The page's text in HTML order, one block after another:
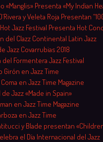
«Manglis» Presenta «My Indian
y Veleta Roja Presentan
Jazz Festival Presenta Hot
del Clazz Continental Latin Jazz
Jazz Covarrubias 2018
del Formentera Jazz Festival
Girón en Jazz Time
en Jazz Time Magazine
de Jazz «Made in Spain»
en Jazz Time Magazine
en Jazz Time
y Blade presentan
el Día Internacional del Jazz